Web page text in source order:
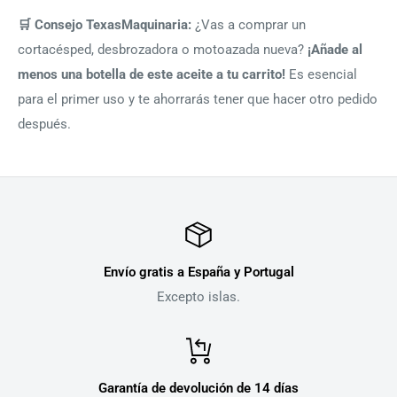
🛒 Consejo TexasMaquinaria: ¿Vas a comprar un
cortacésped, desbrozadora o motoazada nueva? ¡Añade al
menos una botella de este aceite a tu carrito! Es esencial
para el primer uso y te ahorrarás tener que hacer otro pedido
después.
Envío gratis a España y Portugal
Excepto islas.
Garantía de devolución de 14 días